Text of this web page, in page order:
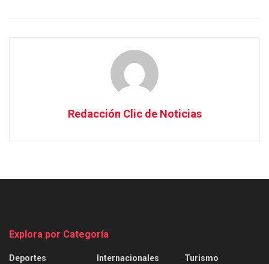
Redacción Clic de Noticias
Explora por Categoría
Deportes
Internacionales
Turismo